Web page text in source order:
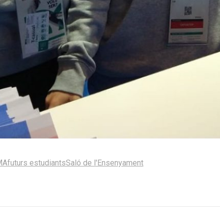
futurs estudiantsSaló de l'Ensenyament